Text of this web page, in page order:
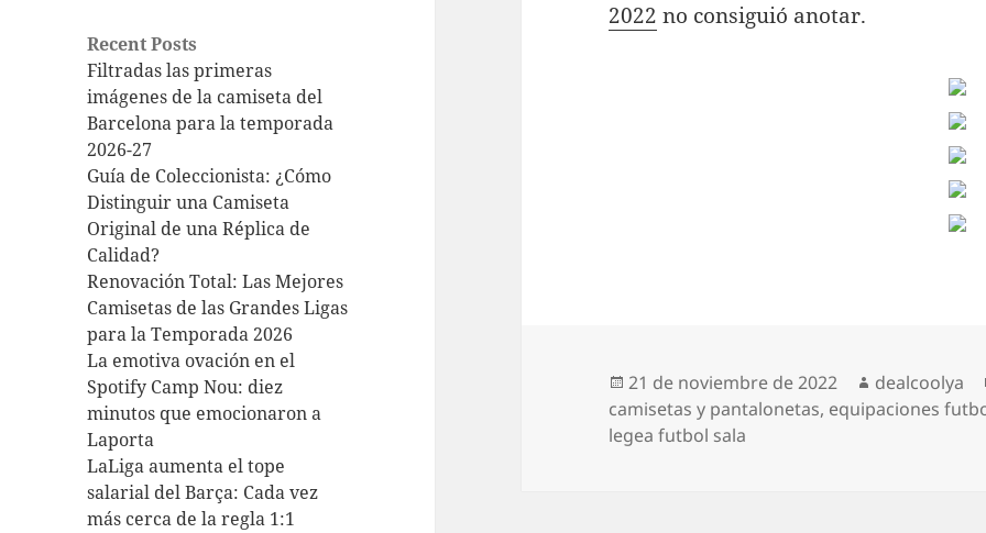
Recent Posts
Filtradas las primeras
imágenes de la camiseta del
Barcelona para la temporada
2026-27
Guía de Coleccionista: ¿Cómo
Distinguir una Camiseta
Original de una Réplica de
Calidad?
Renovación Total: Las Mejores
Camisetas de las Grandes Ligas
para la Temporada 2026
La emotiva ovación en el
Spotify Camp Nou: diez
minutos que emocionaron a
Laporta
LaLiga aumenta el tope
salarial del Barça: Cada vez
más cerca de la regla 1:1
2022 no consiguió anotar.
Publicado
el
21 de noviembre de 2022 Autor
dealcoolya
camisetas y pantalonetas, equipaciones
legea futbol sala